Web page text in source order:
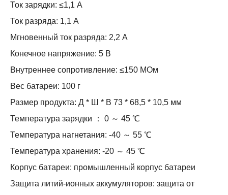
Ток зарядки: ≤1,1 А
Ток разряда: 1,1 А
Мгновенный ток разряда: 2,2 А
Конечное напряжение: 5 В
Внутреннее сопротивление: ≤150 МОм
Вес батареи: 100 г
Размер продукта: Д * Ш * В 73 * 68,5 * 10,5 мм
Температура зарядки ： 0 ～ 45 ℃
Температура нагнетания: -40 ～ 55 ℃
Температура хранения: -20 ～ 45 ℃
Корпус батареи: промышленный корпус батареи
Защита литий-ионных аккумуляторов: защита от